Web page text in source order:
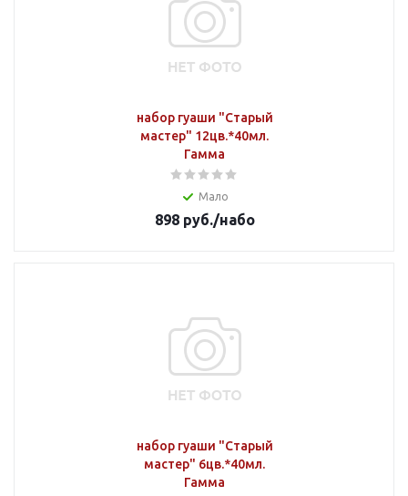
набор гуаши "Старый
мастер" 12цв.*40мл.
Гамма
Мало
898руб./набо
набор гуаши "Старый
мастер" 6цв.*40мл.
Гамма